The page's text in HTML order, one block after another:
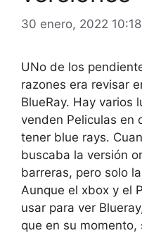
30 enero, 2022
UNo de los
razones era revisar
BlueRay. Hay varios
venden Peliculas en
tener blue rays.
buscaba la versión
barreras, pero solo
Aunque el xbox y el
usar para ver
que en su